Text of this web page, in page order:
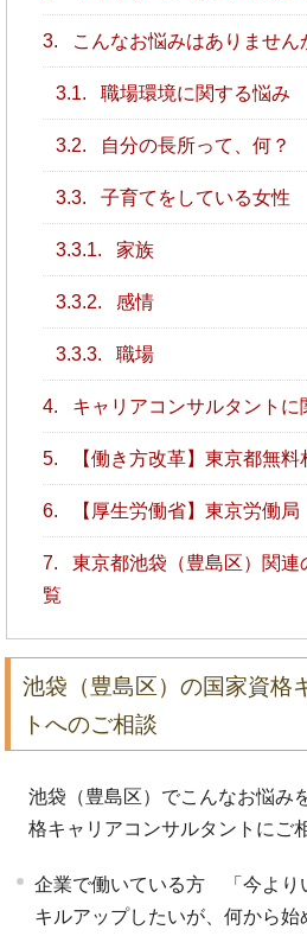
3. こんなお悩みはありません
3.1. 職場環境に関する悩み
3.2. 自分の長所って、何？
3.3. 子育てをしている女性
3.3.1. 家族
3.3.2. 感情
3.3.3. 職場
4. キャリアコンサルタントに
5. 【働き方改革】東京都無料
6. 【厚生労働省】東京労働
7.
東京都池袋（豊島区）関連
覧
池袋（豊島区）の国家資格
トへのご相談
池袋（豊島区）でこんなお悩み
格キャリアコンサルタントにご
企業で働いている方 「今より
キルアップしたいが、何から